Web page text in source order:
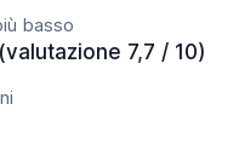
basso
7,7 / 10)